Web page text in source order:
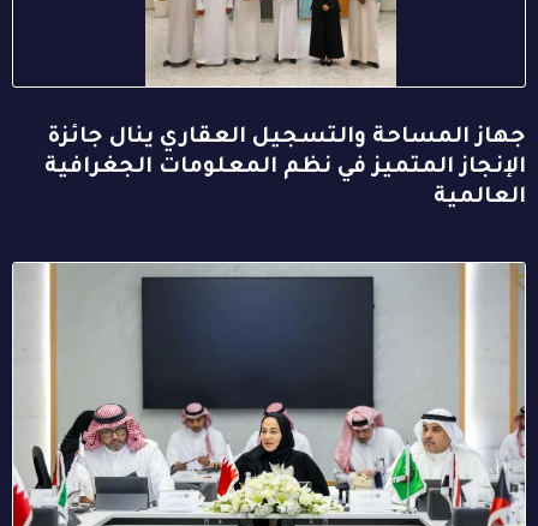
جهاز المساحة والتسجيل العقاري ينال جائزة
الإنجاز المتميز في نظم المعلومات الجغرافية
العالمية